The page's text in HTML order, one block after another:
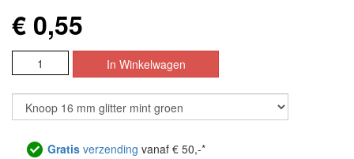
€ 0,55
Gratis verzending vanaf € 50,-*